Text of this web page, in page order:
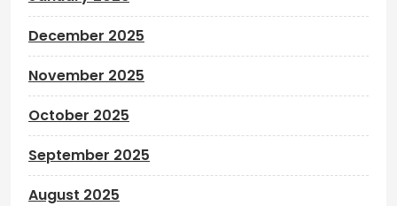
December 2025
November 2025
October 2025
September 2025
August 2025